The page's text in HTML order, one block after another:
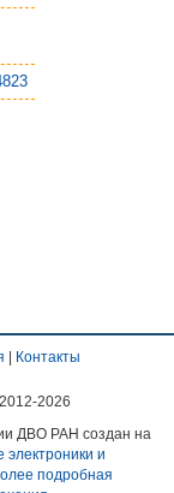
| Контакты
, 2012-2026
ДВО РАН создан на
электроники и
подробная